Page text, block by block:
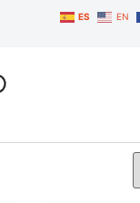
ES EN